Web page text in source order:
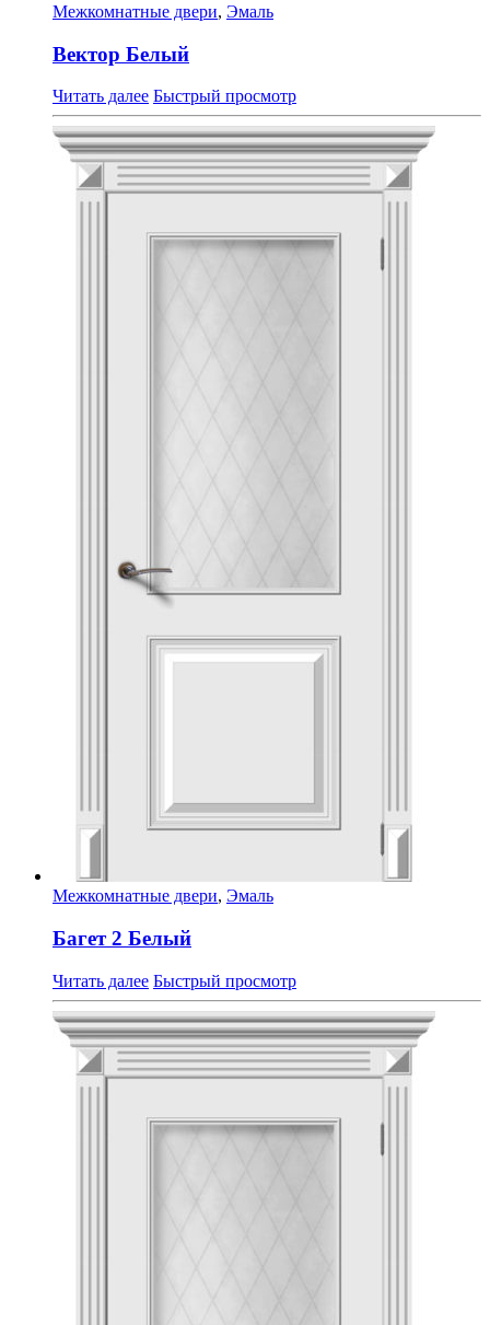
Межкомнатные двери, Эмаль
Вектор Белый
Читать далее Быстрый просмотр
Межкомнатные двери, Эмаль
Багет 2 Белый
Читать далее Быстрый просмотр